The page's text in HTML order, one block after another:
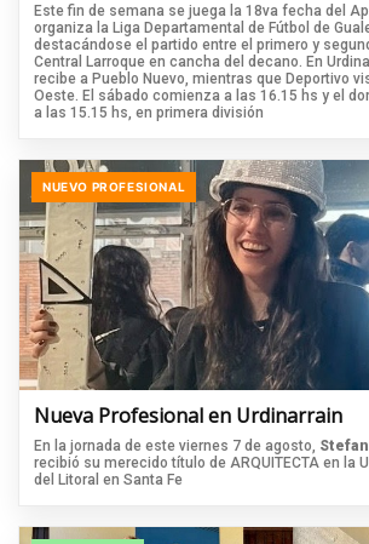
Este fin de semana se juega la 18va fecha del
organiza la Liga Departamental de Fútbol de
destacándose el partido entre el primero y
Central Larroque en cancha del decano. En
recibe a Pueblo Nuevo, mientras que Deportivo
Oeste. El sábado comienza a las 16.15 hs y el
a las 15.15 hs, en primera división
NUEVO PROFESIONAL
Nueva Profesional en Urdinarrain
En la jornada de este viernes 7 de agosto,
recibió su merecido título de ARQUITECTA en la
del Litoral en Santa Fe